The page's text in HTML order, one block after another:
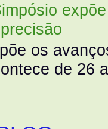
os
de 26